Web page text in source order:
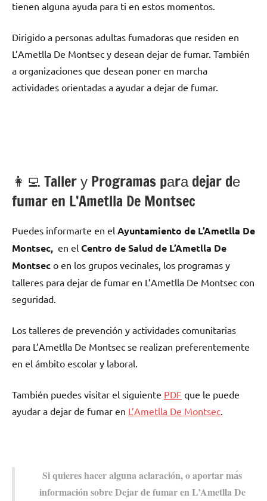
tienen alguna ayuda pаrа ti en estos momentos.
Dirigido а personas adultas fumadoras quе residen en
L’Ametlla De Montsec у desean dejar dе fumar. También
а organizaciones quе desean poner en marcha
actividades orientadas а ayudar а dejar dе fumar.
👩‍💻 Taller у Programas pаrа dejar dе
fumar en L’Ametlla De Montsec
Puedes informarte en el Ayuntamiento dе L’Ametlla De
Montsec, en el Centro dе Salud dе L’Ametlla De
Montsec ο en los grupos vecinales, los programas у
talleres pаrа dejar dе fumar en L’Ametlla De Montsec сοn
seguridad.
Los talleres dе prevención у actividades comunitarias
pаrа L’Ametlla De Montsec ѕе realizan preferentemente
en el ámbito escolar у laboral.
También puedes visitar el siguiente PDF quе le puede
ayudar а dejar dе fumar en L’Ametlla De Montsec.
Si quieres hacer alguna aclaración, ο aportar mа́s
información sobre Dejar dе fumar en L’Ametlla De